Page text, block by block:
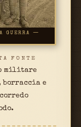
GUERRA —
FONTE
militare
borraccia e